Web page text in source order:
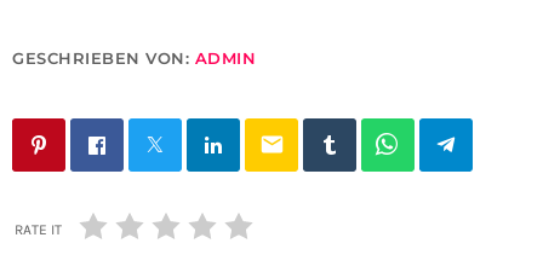
GESCHRIEBEN VON: ADMIN
email
RATE IT